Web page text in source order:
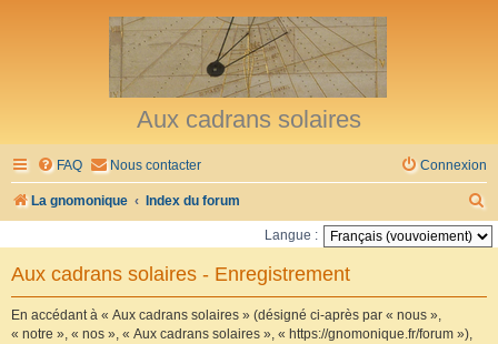
Aux cadrans solaires
FAQ Nous contacter Connexion
La gnomonique Index du forum
e
Langue :
Aux cadrans solaires - Enregistrement
En accédant à « Aux cadrans solaires » (désigné ci-après par « nous »,
« notre », « nos », « Aux cadrans solaires », « https://gnomonique.fr/forum »),